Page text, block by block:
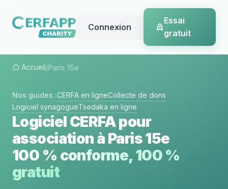
Connexion
Essai
gratuit
Accueil/Paris 15e
Nos guides :CERFA en ligneCollecte de dons
Logiciel synagogueTsedaka en ligne
Logiciel CERFA pour
association à Paris 15e
100 % conforme, 100 %
gratuit